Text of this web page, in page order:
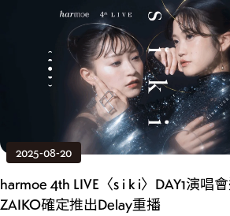
2025-08-20
harmoe 4th LIVE〈s i k i〉DAY1演唱
ZAIKO確定推出Delay重播